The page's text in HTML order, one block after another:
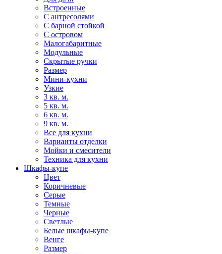
Встроенные
С антресолями
С барной стойкой
С островом
Малогабаритные
Модульные
Скрытые ручки
Размер
Мини-кухни
Узкие
3 кв. м.
5 кв. м.
6 кв. м.
9 кв. м.
Все для кухни
Варианты отделки
Мойки и смесители
Техника для кухни
Шкафы-купе
Цвет
Коричневые
Серые
Темные
Черные
Светлые
Белые шкафы-купе
Венге
Размер